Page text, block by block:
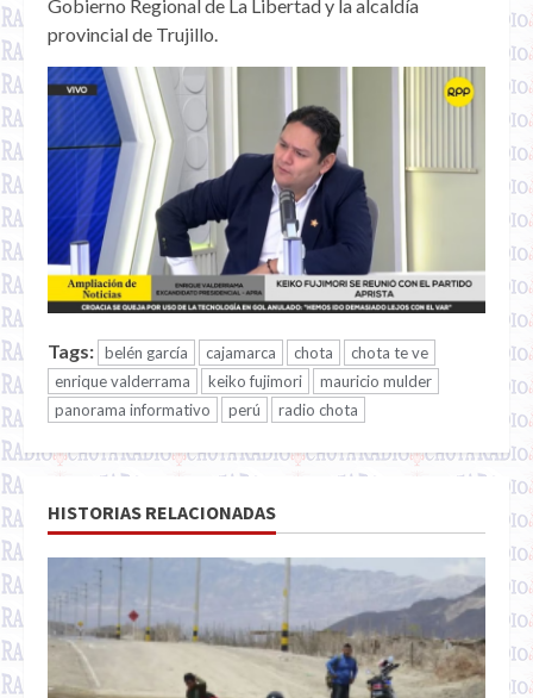
Gobierno Regional de La Libertad y la alcaldía
provincial de Trujillo.
Tags: belén garcía cajamarca chota
chota te ve
enrique valderrama
keiko fujimori
mauricio mulder
panorama informativo
perú radio chota
HISTORIAS RELACIONADAS